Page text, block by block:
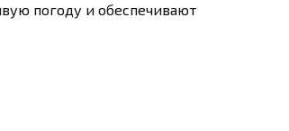
погоду и обеспечивают